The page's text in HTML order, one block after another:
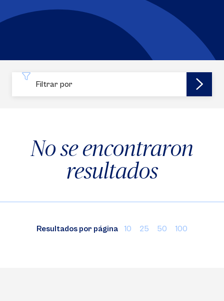
Filtrar por
No se encontraron
resultados
Resultados por página 10 25 50 100